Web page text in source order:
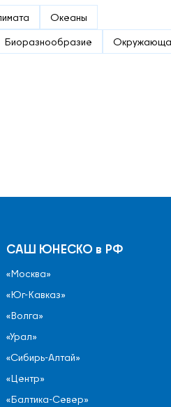
Океаны
Биоразнообразие
САШ ЮНЕСКО в РФ
«Москва»
«Юг-Кавказ»
«Волга»
«Урал»
«Сибирь-Алтай»
«Центр»
«Балтика-Север»